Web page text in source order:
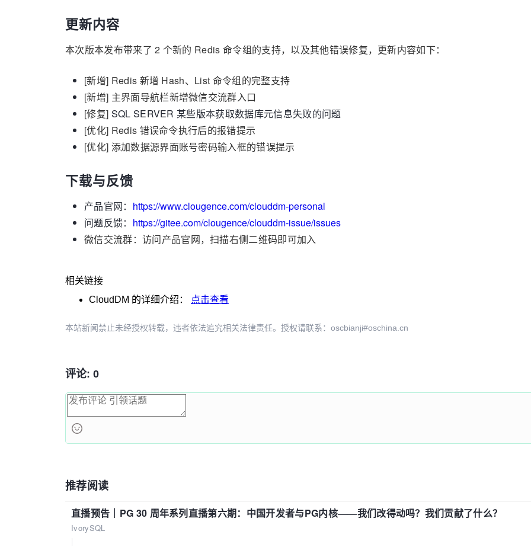
更新内容
本次版本发布带来了 2 个新的 Redis 命令组的支持，以及其他错误修复，更新内容如下：
[新增] Redis 新增 Hash、List 命令组的完整支持
[新增] 主界面导航栏新增微信交流群入口
[修复] SQL SERVER 某些版本获取数据库元信息失败的问题
[优化] Redis 错误命令执行后的报错提示
[优化] 添加数据源界面账号密码输入框的错误提示
下载与反馈
产品官网： https://www.clougence.com/clouddm-personal
问题反馈： https://gitee.com/clougence/clouddm-issue/issues
微信交流群：访问产品官网，扫描右侧二维码即可加入
相关链接
CloudDM 的详细介绍： 点击查看
本站新闻禁止未经授权转载，违者依法追究相关法律责任。授权请联系：oscbianji#oschina.cn
评论: 0
推荐阅读
直播预告｜PG 30 周年系列直播第六期：中国开发者与PG内核——我们改得动吗？我们贡献了什么？
IvorySQL